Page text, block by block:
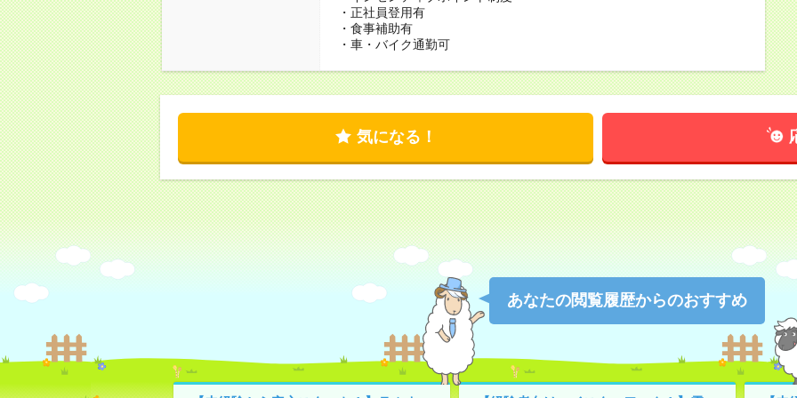
・正社員登用有
・食事補助有
・車・バイク通勤可
気になる！
あなたの閲覧履歴からのおすすめ